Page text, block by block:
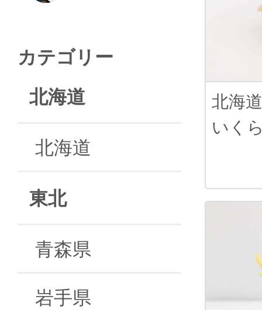
カテゴリー
北海道
北海道
東北
青森県
岩手県
北海道
いく